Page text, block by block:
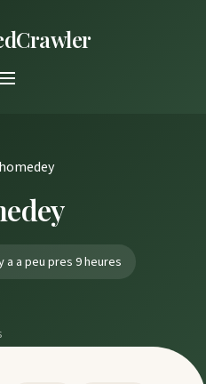
a a peu pres 9 heures